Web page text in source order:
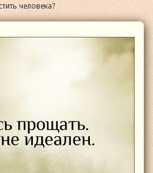
человека?